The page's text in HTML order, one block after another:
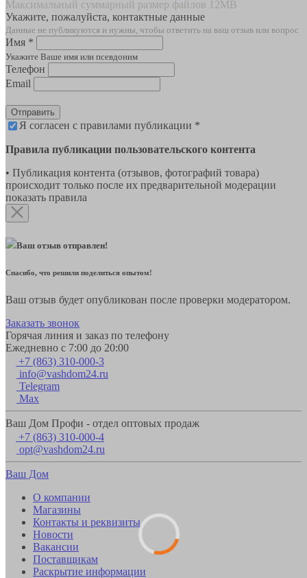
Максимальный суммарный размер файлов 12MB
Укажите, пожалуйста, контактные данные
Данные не публикуются и нужны, чтобы ответить на ваш отзыв или вопрос
Имя *
Укажите Ваше имя или псевдоним
Телефон
Email
Отправить
Я согласен с правилами публикации *
Правила публикации пользовательского контента
• Публикация контента (отзывов, фотографий товара)
происходит только после их предварительной модерации
показать правила
Ваш отзыв отправлен!
Спасибо, что решили поделиться опытом!
Ваш отзыв будет опубликован после проверки модератором.
Заказать звонок
Горячая линия и заказ по телефону
Ежедневно с 7:00 до 20:00
+7 (863) 310-000-3
info@vashdom24.ru
Telegram
Max
Ваш Дом Профи - отдел оптовых продаж
+7 (863) 310-000-4
opt@vashdom24.ru
Ваш Дом
О компании
Магазины
Контакты и реквизиты
Новости
Вакансии
Поставщикам
Раскрытие информации